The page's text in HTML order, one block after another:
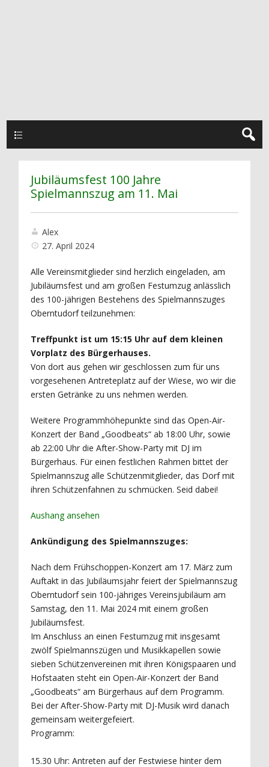
Jubiläumsfest 100 Jahre
Spielmannszug am 11. Mai
Alex
27. April 2024
Alle Vereinsmitglieder sind herzlich eingeladen, am
Jubiläumsfest und am großen Festumzug anlässlich
des 100-jährigen Bestehens des Spielmannszuges
Oberntudorf teilzunehmen:
Treffpunkt ist um 15:15 Uhr auf dem kleinen
Vorplatz des Bürgerhauses.
Von dort aus gehen wir geschlossen zum für uns
vorgesehenen Antreteplatz auf der Wiese, wo wir die
ersten Getränke zu uns nehmen werden.
Weitere Programmhöhepunkte sind das Open-Air-
Konzert der Band „Goodbeats“ ab 18:00 Uhr, sowie
ab 22:00 Uhr die After-Show-Party mit DJ im
Bürgerhaus. Für einen festlichen Rahmen bittet der
Spielmannszug alle Schützenmitglieder, das Dorf mit
ihren Schützenfahnen zu schmücken. Seid dabei!
Aushang ansehen
Ankündigung des Spielmannszuges:
Nach dem Frühschoppen-Konzert am 17. März zum
Auftakt in das Jubiläumsjahr feiert der Spielmannszug
Oberntudorf sein 100-jähriges Vereinsjubiläum am
Samstag, den 11. Mai 2024 mit einem großen
Jubiläumsfest.
Im Anschluss an einen Festumzug mit insgesamt
zwölf Spielmannszügen und Musikkapellen sowie
sieben Schützenvereinen mit ihren Königspaaren und
Hofstaaten steht ein Open-Air-Konzert der Band
„Goodbeats“ am Bürgerhaus auf dem Programm.
Bei der After-Show-Party mit DJ-Musik wird danach
gemeinsam weitergefeiert.
Programm:
15.30 Uhr: Antreten auf der Festwiese hinter dem